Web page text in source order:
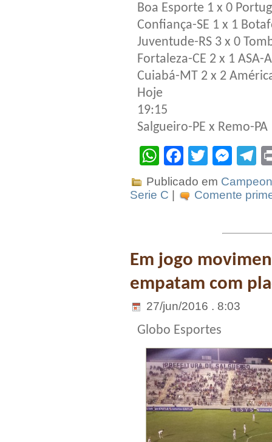
Boa Esporte 1 x 0
Confiança-SE 1 x 1
Juventude-RS 3 x 0
Fortaleza-CE 2 x 1 ASA-
Cuiabá-MT 2 x 2
Hoje
19:15
Salgueiro-PE x Remo-PA
WhatsApp
Facebook
Twitter
Publicado em
Serie C
Comente
Em jogo
empatam com
27/jun/2016 . 8:03
Globo Esportes